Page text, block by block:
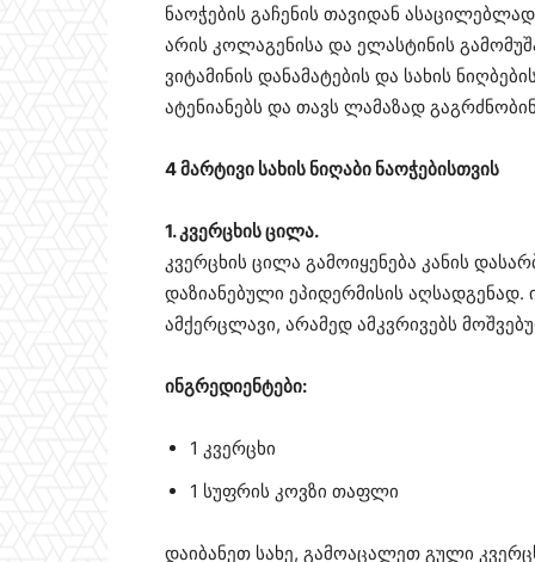
ნაოჭების გაჩენის თავიდან
არის კოლაგენისა და ელასტინის
ვიტამინის დანამატების და სახის
ატენიანებს და თავს ლამაზად
4 მარტივი სახის ნიღაბი ნაოჭებისთვის
1. კვერცხის ცილა.
კვერცხის ცილა გამოიყენება კანის
დაზიანებული ეპიდერმისის
ამქერცლავი, არამედ ამკვრივებს
ინგრედიენტები:
1 კვერცხი
1 სუფრის კოვზი თაფლი
დაიბანეთ სახე, გამოაცალეთ გული